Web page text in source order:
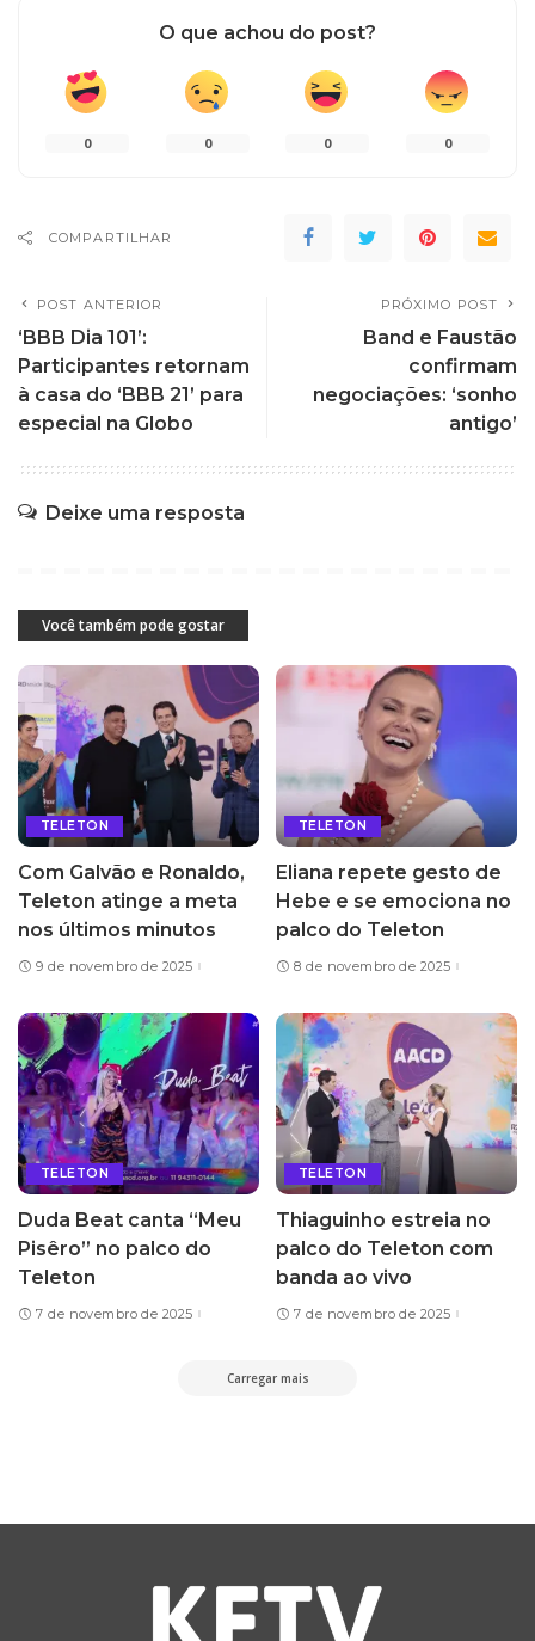
O que achou do post?
0 0 0 0
COMPARTILHAR
POST ANTERIOR
‘BBB Dia 101’:
Participantes retornam
à casa do ‘BBB 21’ para
especial na Globo
PRÓXIMO POST
Band e Faustão
confirmam
negociações: ‘sonho
antigo’
Deixe uma resposta
Você também pode gostar
TELETON
Com Galvão e Ronaldo,
Teleton atinge a meta
nos últimos minutos
9 de novembro de 2025
TELETON
Eliana repete gesto de
Hebe e se emociona no
palco do Teleton
8 de novembro de 2025
TELETON
Duda Beat canta “Meu
Pisêro” no palco do
Teleton
7 de novembro de 2025
TELETON
Thiaguinho estreia no
palco do Teleton com
banda ao vivo
7 de novembro de 2025
Carregar mais